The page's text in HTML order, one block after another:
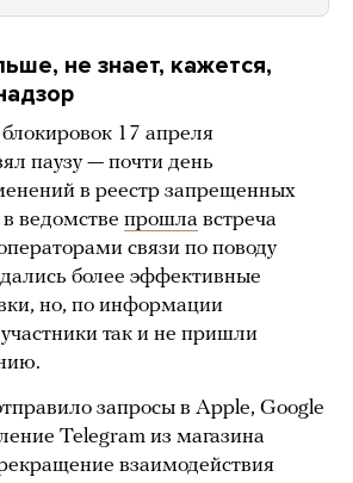
не знает, кажется,
17 апреля
паузу — почти день
в реестр запрещенных
ведомстве прошла встреча
связи по поводу
более эффективные
но, по информации
так и не пришли
запросы в Apple, Google
Telegram из магазина
взаимодействия